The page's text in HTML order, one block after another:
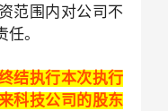
范围内对公司不
。
结执行本次执行
科技公司的股东